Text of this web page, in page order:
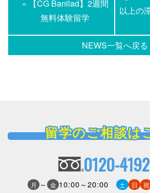
« 【CG Banilad】2週間
無料体験留学
NEWS一覧へ戻る
以上の
留学のご相談は
0120-
月 ～ 金 10:00～20:00 土 日 祝